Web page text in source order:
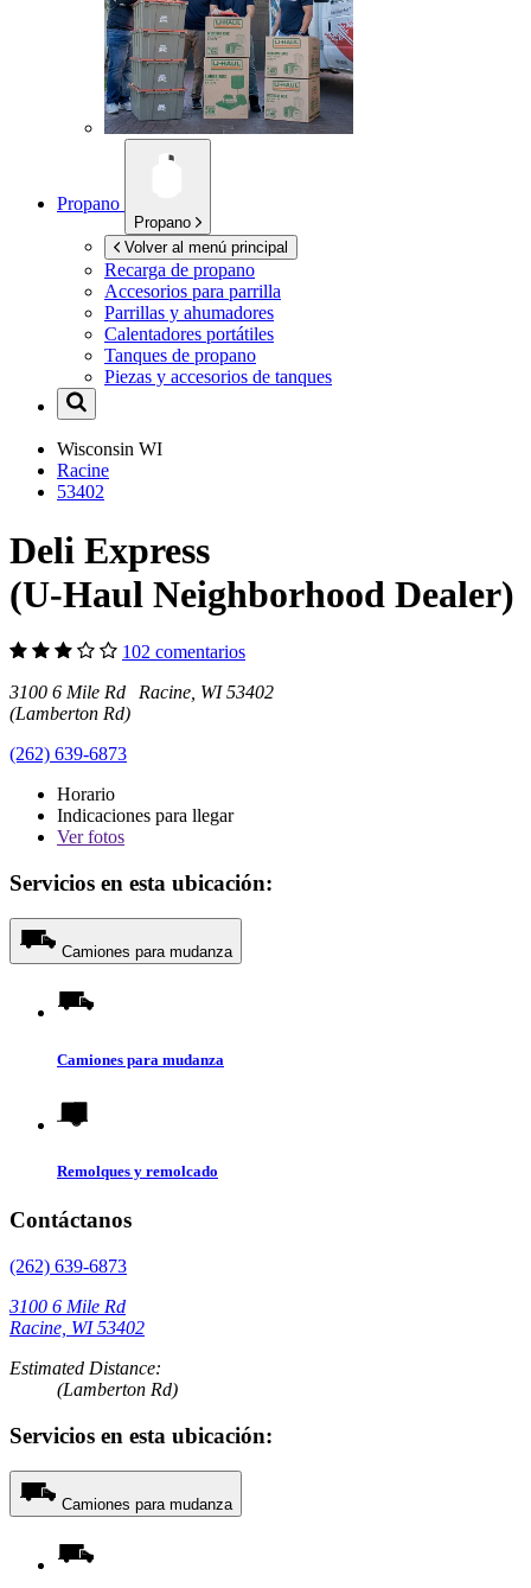
Propano
Propano
Volver al menú principal
Recarga de propano
Accesorios para parrilla
Parrillas y ahumadores
Calentadores portátiles
Tanques de propano
Piezas y accesorios de tanques
Wisconsin WI
Racine
53402
Deli Express
(U-Haul Neighborhood Dealer)
102 comentarios
3100 6 Mile Rd Racine, WI 53402
(Lamberton Rd)
(262) 639-6873
Horario
Indicaciones para llegar
Verfotos
Servicios en esta ubicación:
Camiones para mudanza
Camiones para mudanza
Remolques y remolcado
Contáctanos
(262) 639-6873
3100 6 Mile Rd
Racine, WI 53402
Estimated Distance:
(Lamberton Rd)
Servicios en esta ubicación:
Camiones para mudanza